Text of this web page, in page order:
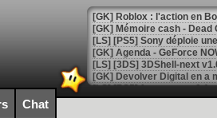
[GK] Roblox : l'action en
[GK] Agenda - GeForce
[GK] Devolver Digital en a
[LS] [PS5] ps5-y2jb-
Chat